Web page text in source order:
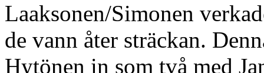
Laaksonen/Simonen
de vann åter sträckan.
Hytönen in som två med